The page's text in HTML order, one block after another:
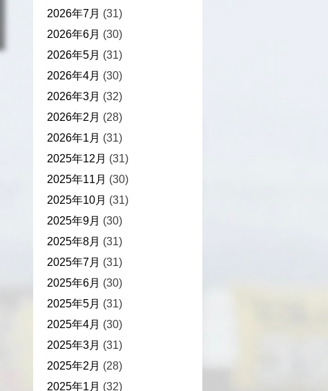
2026年7月 (31)
2026年6月 (30)
2026年5月 (31)
2026年4月 (30)
2026年3月 (32)
2026年2月 (28)
2026年1月 (31)
2025年12月 (31)
2025年11月 (30)
2025年10月 (31)
2025年9月 (30)
2025年8月 (31)
2025年7月 (31)
2025年6月 (30)
2025年5月 (31)
2025年4月 (30)
2025年3月 (31)
2025年2月 (28)
2025年1月 (32)